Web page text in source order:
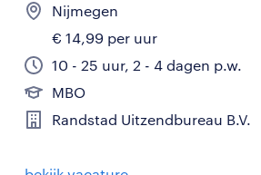
Nijmegen
€ 14,99 per uur
10 - 25 uur, 2 - 4 dagen p.w.
MBO
Randstad Uitzendbureau B.V.